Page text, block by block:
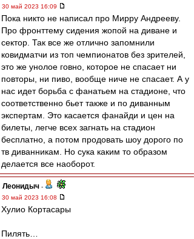
30 май 2023 16:09
Пока никто не написал про Мирру Андрееву.
Про фронттему сидения жопой на диване и
сектор. Так все же отлично запомнили
ковидматчи из топ чемпионатов без зрителей,
это же унолое говно, которое не спасает ни
повторы, ни пиво, вообще ниче не спасает. А у
нас идет борьба с фанатьем на стадионе, что
соответственно бьет также и по диванным
экспертам. Это касается фанайди и цен на
билеты, легче всех загнать на стадион
бесплатно, а потом продовать шоу дорого по
тв диванникам. Но сука каким то образом
делается все наоборот.
Леонидыч -
30 май 2023 16:08
Хулио Кортасары
Пилять…